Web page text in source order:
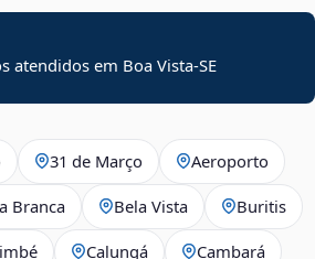
atendidos em Boa Vista-SE
31 de Março Aeroporto
Branca Bela Vista Buritis
Calungá Cambará